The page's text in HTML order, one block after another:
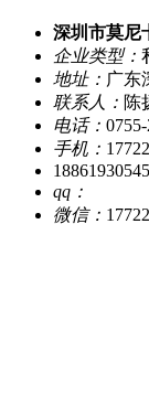
深圳市莫尼
企业类型：
地址： 广东
联系人： 陈
电话：
手机：
18861930545
qq：
微信：